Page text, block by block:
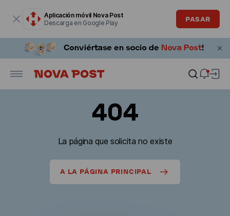
Aplicación móvil Nova Post
Descarga en Google Play
PASAR
404
La página que solicita no existe
A LA PÁGINA PRINCIPAL